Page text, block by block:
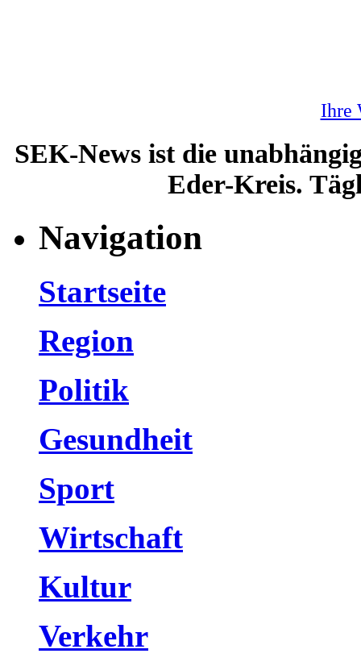
Ihre
SEK-News ist die
Eder-Kreis.
Navigation
Startseite
Region
Politik
Gesundheit
Sport
Wirtschaft
Kultur
Verkehr